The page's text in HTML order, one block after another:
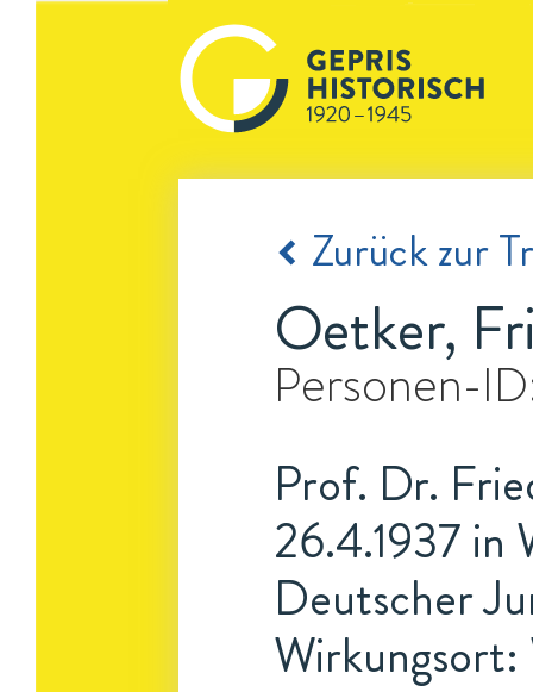
Zurück zur
Oetker,
Personen-
Prof. Dr.
26.4.1937 in
Deutscher
Wirkungsort: